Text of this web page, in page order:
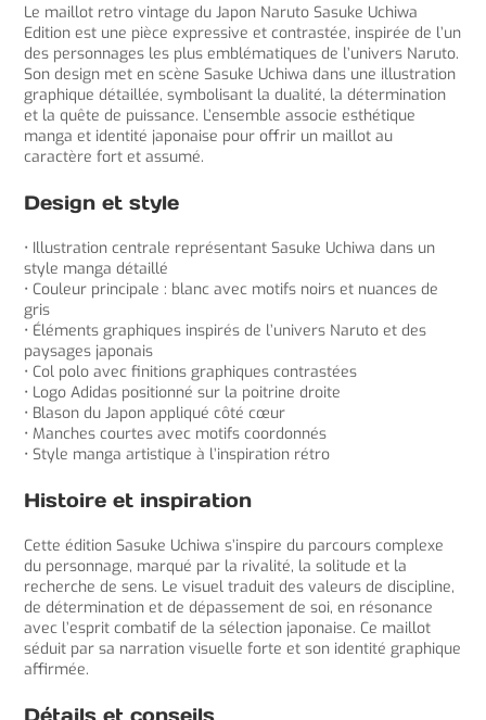
Le maillot retro vintage du Japon Naruto Sasuke Uchiwa
Edition est une pièce expressive et contrastée, inspirée de l’un
des personnages les plus emblématiques de l’univers Naruto.
Son design met en scène Sasuke Uchiwa dans une illustration
graphique détaillée, symbolisant la dualité, la détermination
et la quête de puissance. L’ensemble associe esthétique
manga et identité japonaise pour offrir un maillot au
caractère fort et assumé.
Design et style
• Illustration centrale représentant Sasuke Uchiwa dans un
style manga détaillé
• Couleur principale : blanc avec motifs noirs et nuances de
gris
• Éléments graphiques inspirés de l’univers Naruto et des
paysages japonais
• Col polo avec finitions graphiques contrastées
• Logo Adidas positionné sur la poitrine droite
• Blason du Japon appliqué côté cœur
• Manches courtes avec motifs coordonnés
• Style manga artistique à l’inspiration rétro
Histoire et inspiration
Cette édition Sasuke Uchiwa s’inspire du parcours complexe
du personnage, marqué par la rivalité, la solitude et la
recherche de sens. Le visuel traduit des valeurs de discipline,
de détermination et de dépassement de soi, en résonance
avec l’esprit combatif de la sélection japonaise. Ce maillot
séduit par sa narration visuelle forte et son identité graphique
affirmée.
Détails et conseils